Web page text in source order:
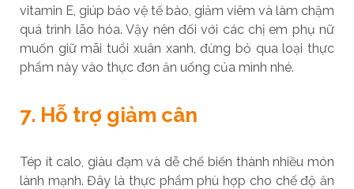
vitamin E, giúp bảo vệ tế bào, giảm viêm và làm chậm
quá trình lão hóa. Vậy nên đối với các chị em phụ nữ
muốn giữ mãi tuổi xuân xanh, đừng bỏ qua loại thực
phẩm này vào thực đơn ăn uống của mình nhé.
7. Hỗ trợ giảm cân
Tép ít calo, giàu đạm và dễ chế biến thành nhiều món
lành mạnh. Đây là thực phẩm phù hợp cho chế độ ăn